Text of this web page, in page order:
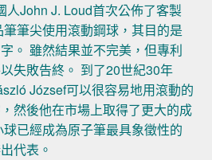
人John J. Loud首次公佈了客製
筆尖使用滾動鋼球，其目的是
。 雖然結果並不完美，但專利
失敗告終。 到了20世紀30年
József可以很容易地用滾動的
然後他在市場上取得了更大的成
已經成為原子筆最具象徵性的
代表。